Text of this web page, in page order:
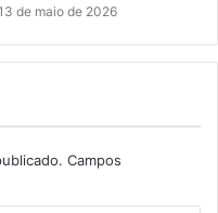
de maio de 2026
Campos